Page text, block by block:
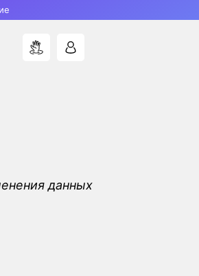
данных